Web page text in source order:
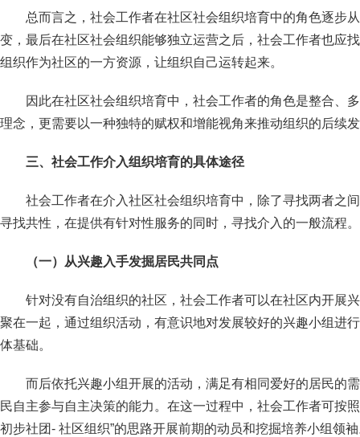
总而言之，社会工作者在社区社会组织培育中的角色逐步
变，最后在社区社会组织能够独立运营之后，社会工作者也应
组织作为社区的一方资源，让组织自己运转起来。
因此在社区社会组织培育中，社会工作者的角色是整合、
理念，更需要以一种独特的赋权和增能视角来推动组织的后续
三、 社会工作介入组织培育的具体途径
社会工作者在介入社区社会组织培育中，除了寻找两者之
寻找共性，在提供有针对性服务的同时，寻找介入的一般流程。
（一）从兴趣入手发掘居民共同点
针对没有自治组织的社区，社会工作者可以在社区内开展
聚在一起，通过组织活动，有意识地对发展较好的兴趣小组进
体基础。
而后依托兴趣小组开展的活动，满足有相同爱好的居民的
民自主参与自主决策的能力。在这一过程中，社会工作者可按
初步社团- 社区组织”的思路开展前期的动员和挖掘培养小组领